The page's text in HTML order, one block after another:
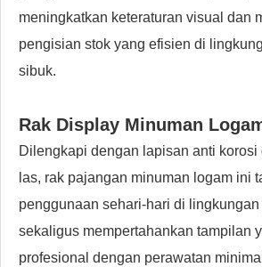
meningkatkan keteraturan visual dan
pengisian stok yang efisien di
sibuk.
Rak Display Minuman
Dilengkapi dengan lapisan anti korosi
las, rak pajangan minuman logam ini
penggunaan sehari-hari di lingkungan
sekaligus mempertahankan tampilan
profesional dengan perawatan